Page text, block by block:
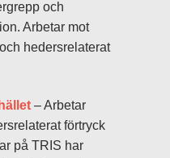
och
Arbetar mot
hedersrelaterat
– Arbetar
förtryck
på TRIS har